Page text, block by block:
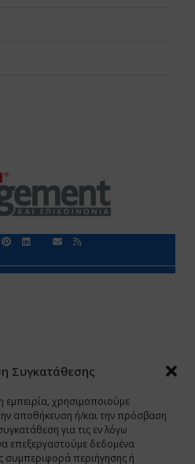
Συγκατάθεσης
εμπειρία, χρησιμοποιούμε
αποθήκευση ή/και την πρόσβαση
για τις εν λόγω
επεξεργαστούμε δεδομένα
περιήγησης ή
2026 © Χαραμή Α.Ε.
• www.YO.gr